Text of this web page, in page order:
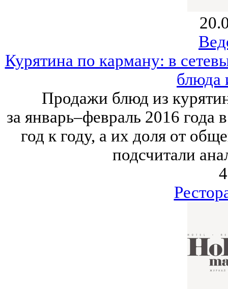
Курятина по карману: в
блюда
Продажи блюд из
за январь–февраль 2016
год к году, а их доля от
подсчитали